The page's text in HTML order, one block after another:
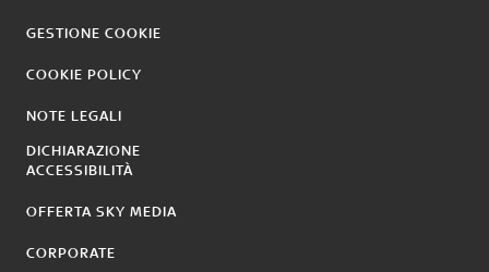
GESTIONE COOKIE
COOKIE POLICY
NOTE LEGALI
DICHIARAZIONE
ACCESSIBILITÀ
OFFERTA SKY MEDIA
CORPORATE